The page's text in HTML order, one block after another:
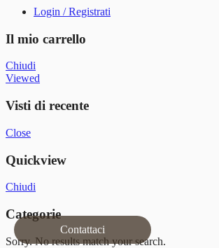
Login / Registrati
Il mio carrello
Chiudi
Viewed
Visti di recente
Close
Quickview
Chiudi
Categorie
Sorry. No results match your search.
Contattaci